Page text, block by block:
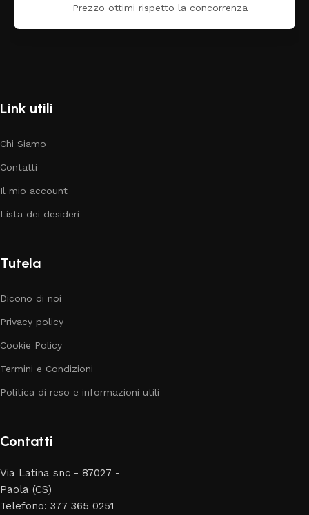
Prezzo ottimi rispetto la concorrenza
Link utili
Chi Siamo
Contatti
Il mio account
Lista dei desideri
Tutela
Dicono di noi
Privacy policy
Cookie Policy
Termini e Condizioni
Politica di reso e informazioni utili
Contatti
Via Latina snc - 87027 -
Paola (CS)
Telefono: 377 365 0251